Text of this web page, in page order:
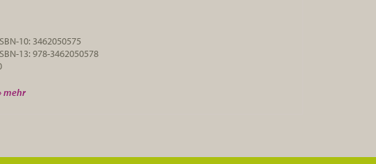
10: 3462050575
13: 978-3462050578
mehr